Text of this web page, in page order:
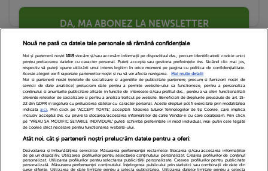
DA, MA ABONEZ LA NEWSLETTER
Echipa Editoriala Newsletter
Contact
Cariere
Cookies
Politica de confidentialitate
DivaHair Cosmetics
Despre noi
Nouă ne pasă ca datele tale personale să rămână confidențiale
Noi și partenerii noștri 1019stocăm și/sau accesăm informații pe dispozitivul dvs., precum identificatorii cookie unici
pentru prelucrarea datelor cu caracter personal. Puteți accepta sau gestiona preferințele dvs. făcând clic mai jos,
respectiv vă puteți opune utilizării unui interes legitim în orice moment pe pagina cu politica de confidențialitate.
Aceste alegeri vor fi raportate partenerilor noștri și nu vă vor afecta navigarea.
Mai multe detalii
Noi si partenerii nostri (retelele de socializare si agentiile de publicitate partenere, precum si furnizorii nostri de
servicii de date analitice) prelucram date pentru a permite website-ului sa functioneze, pentru a personaliza
continutul si anunturile publicitare afisate in functie de interesele si/sau profilul dvs., pentru a va oferi functionalitati
aferente retelelor de socializare si pentru a analiza traficul pe website. Beneficiati de drepturile prevazute de art. 15-
22 din GDPR in legatura cu prelucrarea datelor cu caracter personal. Aceste drepturi pot fi exercitate prin modalitatea
indicataaici. Prin click pe “ACCEPT TOATE”, acceptati folosirea tuturor Tehnologiilor de tip Cookie, care implica
inclusiv acceptul dvs. cu privire la stocarea/accesarea informatiilor de catre Vendor-ii cu care colaboram. Prin click
pe “VREAU SA MODIFIC SETARILE INDIVIDUAL” puteti schimba preferintele in mod individual, mai putin cele legate
de cookie strict necesare pentru functionarea website-ului.
Atât noi, cât și partenerii noștri prelucrăm datele pentru a oferi:
Dezvoltarea și îmbunătățirea serviciilor. Măsurarea performanței reclamelor. Stocarea și/sau accesarea informațiilor
de pe un dispozitiv. Utilizarea profilurilor pentru selectarea conținutului personalizat. Crearea profilurilor de conținut
personalizat. Utilizarea profilurilor pentru selectarea publicității personalizate. Crearea profilurilor pentru publicitate
personalizată. Măsurarea performanței conținutului. Înțelegerea publicului prin statistici sau combinații de date din
surse diferite. Utilizarea de date limitate pentru a selecta publicitatea. Utilizarea datelor limitate pentru a selecta